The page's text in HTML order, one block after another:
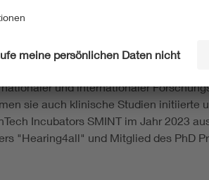
(CI) und die Entwicklung
Forschungsfeld. Hierbei
Assays und präklinische in vivo
und internationaler
sie auch klinische Studien
Incubators SMINT im Jahr 2023
"Hearing4all" und Mitglied des PhD